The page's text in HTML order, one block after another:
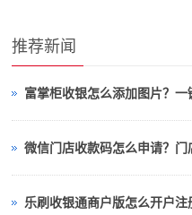
推荐新闻
富掌柜收银怎么添加图片？一
微信门店收款码怎么申请？
乐刷收银通商户版怎么开户注